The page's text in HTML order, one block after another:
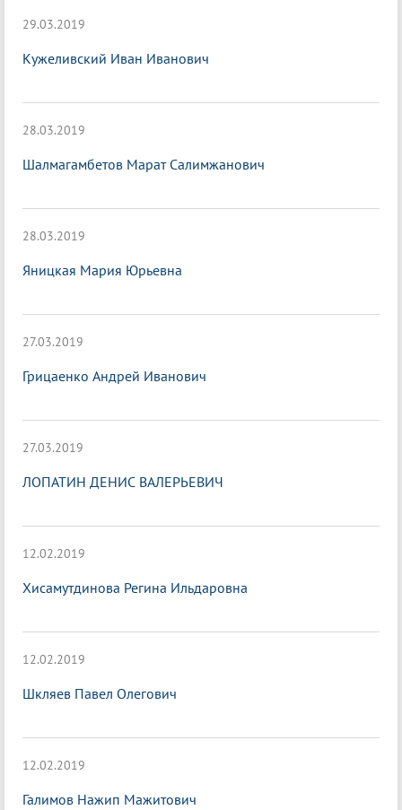
29.03.2019
Кужеливский Иван Иванович
28.03.2019
Шалмагамбетов Марат Салимжанович
28.03.2019
Яницкая Мария Юрьевна
27.03.2019
Грицаенко Андрей Иванович
27.03.2019
ЛОПАТИН ДЕНИС ВАЛЕРЬЕВИЧ
12.02.2019
Хисамутдинова Регина Ильдаровна
12.02.2019
Шкляев Павел Олегович
12.02.2019
Галимов Нажип Мажитович